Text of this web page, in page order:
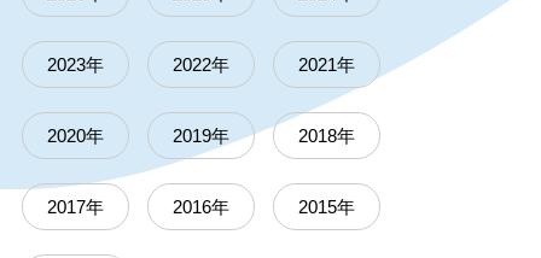
2023年 2022年 2021年
2020年 2019年 2018年
2017年 2016年 2015年